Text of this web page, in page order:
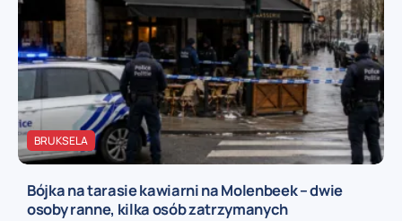
BRUKSELA
Bójka na tarasie kawiarni na Molenbeek – dwie
osoby ranne, kilka osób zatrzymanych